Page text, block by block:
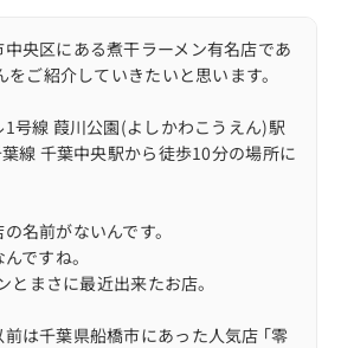
央区にある煮干ラーメン有名店であ
ご紹介していきたいと思います。
号線 葭川公園(よしかわこうえん)駅
線 千葉中央駅から徒歩10分の場所に
名前がないんです。
ですね。
まさに最近出来たお店。
は千葉県船橋市にあった人気店 ｢零